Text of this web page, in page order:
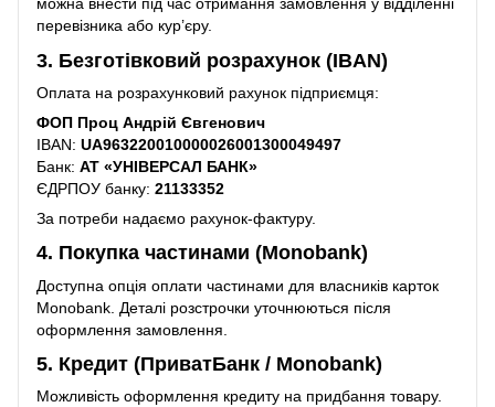
можна внести під час отримання замовлення у відділенні
перевізника або кур’єру.
3. Безготівковий розрахунок (IBAN)
Оплата на розрахунковий рахунок підприємця:
ФОП Проц Андрій Євгенович
IBAN: UA963220010000026001300049497
Банк: АТ «УНІВЕРСАЛ БАНК»
ЄДРПОУ банку: 21133352
За потреби надаємо рахунок-фактуру.
4. Покупка частинами (Monobank)
Доступна опція оплати частинами для власників карток
Monobank. Деталі розстрочки уточнюються після
оформлення замовлення.
5. Кредит (ПриватБанк / Monobank)
Можливість оформлення кредиту на придбання товару.